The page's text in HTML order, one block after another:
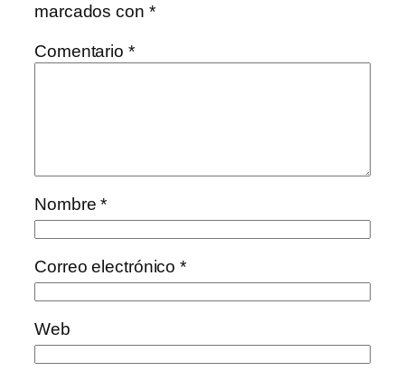
marcados con *
Comentario *
Nombre*
Correo electrónico*
Web